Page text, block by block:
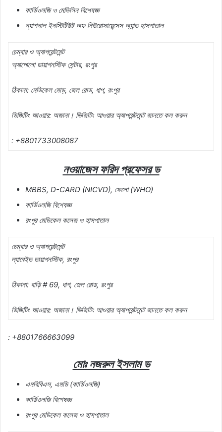
কার্ডিওলজি ও মেডিসিন বিশেষজ্ঞ
ন্যাশনাল ইনস্টিটিউট অফ নিউরোসায়েন্সেস অ্যান্ড হাসপাতাল
চেম্বার ও অ্যাপয়েন্টমেন্ট
অ্যাপোলো ডায়াগনস্টিক সেন্টার, রংপুর
ঠিকানা: মেডিকেল মোড়, জেল রোড, ধাপ, রংপুর
ভিজিটিং আওয়ার: অজানা। ভিজিটিং আওয়ার অ্যাপয়েন্টমেন্ট জানতে কল করুন
: +8801733008087
নওয়াজেস ফরিদ প্রফেসর ড
MBBS, D-CARD (NICVD), ফেলো (WHO)
কার্ডিওলজি বিশেষজ্ঞ
রংপুর মেডিকেল কলেজ ও হাসপাতাল
চেম্বার ও অ্যাপয়েন্টমেন্ট
ল্যাবেইড ডায়াগনস্টিক, রংপুর
ঠিকানা: বাড়ি # 69, ধাপ, জেল রোড, রংপুর
ভিজিটিং আওয়ার: অজানা। ভিজিটিং আওয়ার অ্যাপয়েন্টমেন্ট জানতে কল করুন
: +8801766663099
মোঃ নজরুল ইসলাম ড
এমবিবিএস, এমডি (কার্ডিওলজি)
কার্ডিওলজি বিশেষজ্ঞ
রংপুর মেডিকেল কলেজ ও হাসপাতাল